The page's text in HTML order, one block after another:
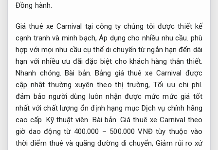
Đồng hành.
Giá thuê xe Carnival tại công ty chúng tôi được thiết kế
cạnh tranh và minh bạch,Áp dụng cho nhiều nhu cầu. phù
hợp với mọi nhu cầu cụ thể di chuyển từ ngắn hạn đến dài
hạn với nhiều ưu đãi đặc biệt cho khách hàng thân thiết.
Nhanh chóng. Bài bản. Bảng giá thuê xe Carnival được
cập nhật thường xuyên theo thị trường,Tối ưu chi phí.
đảm bảo người dùng luôn nhận được mức mức giá tốt
nhất với chất lượng ổn định hạng mục Dịch vụ chính hãng
cao cấp. Kỹ thuật viên. Bài bản. Giá thuê xe Carnival theo
giờ dao động từ 400.000 – 500.000 VNĐ tùy thuộc vào
thời điểm thuê và quãng đường di chuyển,Giảm rủi ro xử